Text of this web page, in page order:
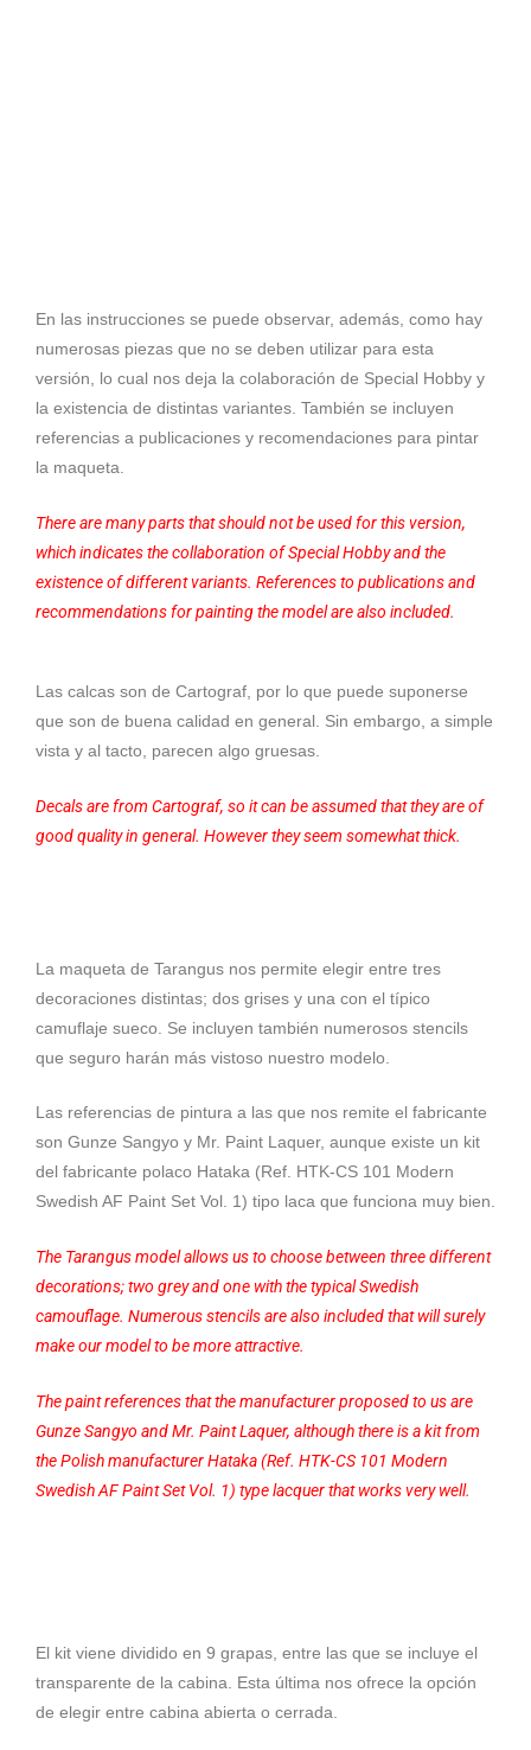
En las instrucciones se puede observar, además, como hay
numerosas piezas que no se deben utilizar para esta
versión, lo cual nos deja la colaboración de Special Hobby y
la existencia de distintas variantes. También se incluyen
referencias a publicaciones y recomendaciones para pintar
la maqueta.
There are many parts that should not be used for this version,
which indicates the collaboration of Special Hobby and the
existence of different variants. References to publications and
recommendations for painting the model are also included.
Las calcas son de Cartograf, por lo que puede suponerse
que son de buena calidad en general. Sin embargo, a simple
vista y al tacto, parecen algo gruesas.
Decals are from Cartograf, so it can be assumed that they are of
good quality in general. However they seem somewhat thick.
La maqueta de Tarangus nos permite elegir entre tres
decoraciones distintas; dos grises y una con el típico
camuflaje sueco. Se incluyen también numerosos stencils
que seguro harán más vistoso nuestro modelo.
Las referencias de pintura a las que nos remite el fabricante
son Gunze Sangyo y Mr. Paint Laquer, aunque existe un kit
del fabricante polaco Hataka (Ref. HTK-CS 101 Modern
Swedish AF Paint Set Vol. 1) tipo laca que funciona muy bien.
The Tarangus model allows us to choose between three different
decorations; two grey and one with the typical Swedish
camouflage. Numerous stencils are also included that will surely
make our model to be more attractive.
The paint references that the manufacturer proposed to us are
Gunze Sangyo and Mr. Paint Laquer, although there is a kit from
the Polish manufacturer Hataka (Ref. HTK-CS 101 Modern
Swedish AF Paint Set Vol. 1) type lacquer that works very well.
El kit viene dividido en 9 grapas, entre las que se incluye el
transparente de la cabina. Esta última nos ofrece la opción
de elegir entre cabina abierta o cerrada.